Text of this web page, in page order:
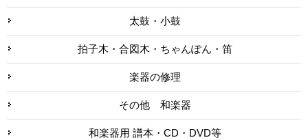
太鼓・小鼓
拍子木・合図木・ちゃんぽん・笛
楽器の修理
その他 和楽器
和楽器用 譜本・CD・DVD等